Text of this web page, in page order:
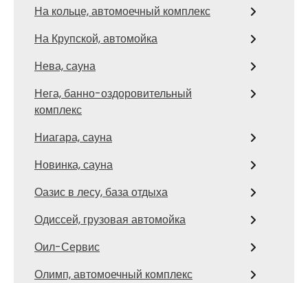
На кольце, автомоечный комплекс
На Крупской, автомойка
Нева, сауна
Нега, банно-оздоровительный
комплекс
Ниагара, сауна
Новинка, сауна
Оазис в лесу, база отдыха
Одиссей, грузовая автомойка
Оил-Сервис
Олимп, автомоечный комплекс